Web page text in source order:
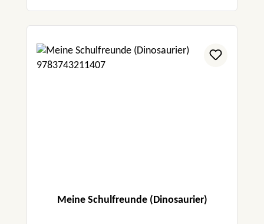
Meine Schulfreunde (Dinosaurier)